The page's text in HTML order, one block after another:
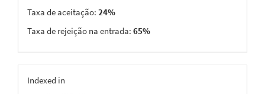
Taxa de aceitação: 24%
Taxa de rejeição na entrada: 65%
indexing
Indexed in